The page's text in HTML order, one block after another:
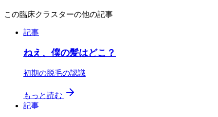
この臨床クラスターの他の記事
記事
ねえ、僕の髪はどこ？
初期の脱毛の認識
もっと読む
記事